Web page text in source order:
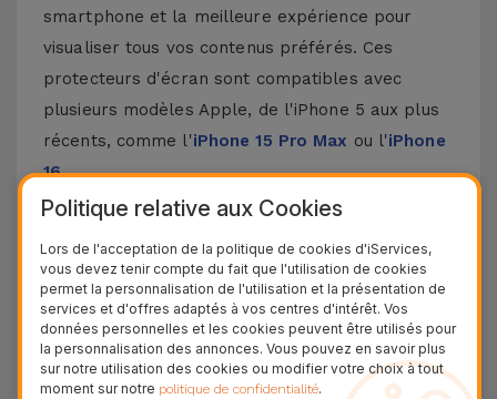
smartphone et la meilleure expérience pour
visualiser tous vos contenus préférés. Ces
protecteurs d'écran sont compatibles avec
plusieurs modèles Apple, de l'iPhone 5 aux plus
récents, comme l'iPhone 15 Pro Max ou l'iPhone
16.
Comment poser un protecteur d'écran
pour iPhone ?
Poser un protecteur d'écran pour iPhone est
assez simple. Chez iServices, nos protecteurs en
verre pour iPhone sont fournis avec un kit qui
rend ce processus encore plus facile. Assurez-
Politique relative aux Cookies
Lors de l'acceptation de la politique de cookies d'iServices,
vous devez tenir compte du fait que l'utilisation de cookies
permet la personnalisation de l'utilisation et la présentation de
services et d'offres adaptés à vos centres d'intérêt. Vos
données personnelles et les cookies peuvent être utilisés pour
la personnalisation des annonces. Vous pouvez en savoir plus
sur notre utilisation des cookies ou modifier votre choix à tout
moment sur notre politique de confidentialité.